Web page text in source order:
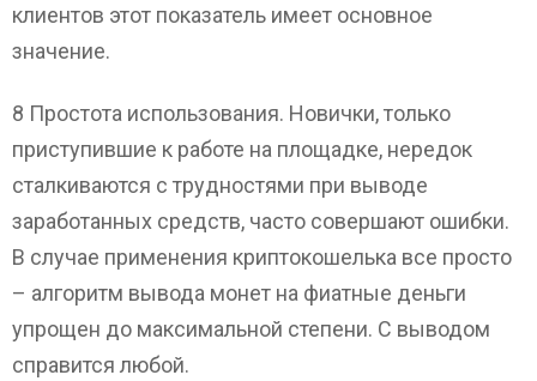
клиентов этот показатель имеет основное
значение.
8 Простота использования. Новички, только
приступившие к работе на площадке, нередок
сталкиваются с трудностями при выводе
заработанных средств, часто совершают ошибки.
В случае применения криптокошелька все просто
– алгоритм вывода монет на фиатные деньги
упрощен до максимальной степени. С выводом
справится любой.